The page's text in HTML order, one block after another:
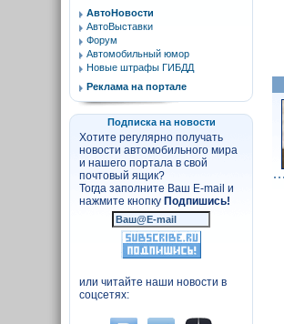
АвтоНовости
АвтоВыставки
Форум
Автомобильный юмор
Новые штрафы ГИБДД
Реклама на портале
Подписка на новости
Хотите регулярно получать
новости автомобильного мира
и нашего портала в свой
почтовый ящик?
Тогда заполните Ваш E-mail и
нажмите кнопку Подпишись!
или читайте наши новости в
соцсетях: